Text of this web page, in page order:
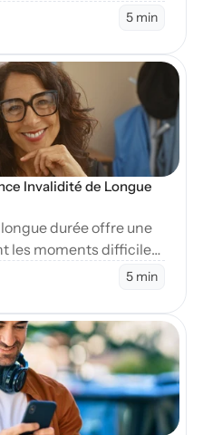
de diagnostic
5 min
Invalidité de Longue
durée offre une
les moments difficiles.
nombreux avantages
5 min